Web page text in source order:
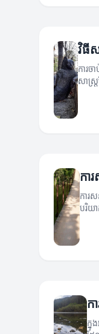
វិធី
ការច
សាស្ត្
ស្វែង
អ្នកក្ល
កា
ការ
បរិយា
ក
ក្នុ